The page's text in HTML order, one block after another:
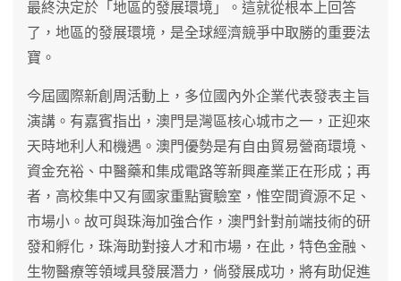
最終決定於「地區的發展環境」。這就從根本上回答
了，地區的發展環境，是全球經濟競爭中取勝的重要法
寶。
今屆國際新創周活動上，多位國內外企業代表發表主旨
演講。有嘉賓指出，澳門是灣區核心城市之一，正迎來
天時地利人和機遇。澳門優勢是有自由貿易營商環境、
資金充裕、中醫藥和集成電路等新興產業正在形成；再
者，高校集中又有國家重點實驗室，惟空間資源不足、
市場小。故可與珠海加強合作，澳門針對前端技術的研
發和孵化，珠海助對接人才和市場，在此，特色金融、
生物醫療等領域具發展潛力，倘發展成功，將有助促進